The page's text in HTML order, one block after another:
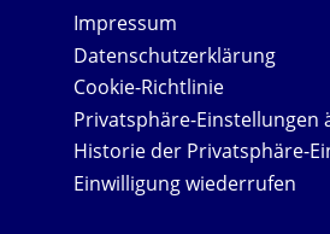
Impressum
Datenschutzerklärung
Cookie-Richtlinie
Privatsphäre-Einstellungen
Historie der Privatsphäre-
Einwilligung wiederrufen